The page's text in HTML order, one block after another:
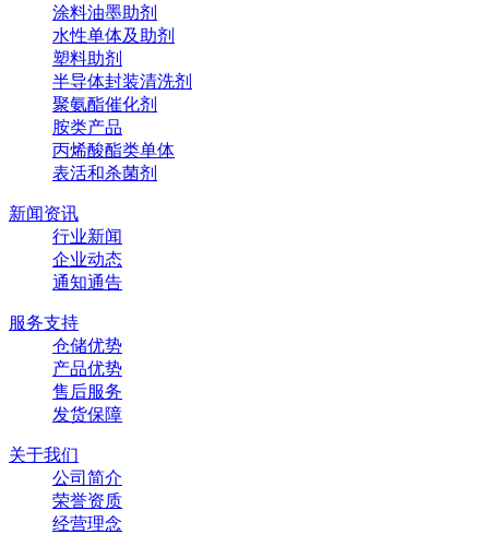
涂料油墨助剂
水性单体及助剂
塑料助剂
半导体封装清洗剂
聚氨酯催化剂
胺类产品
丙烯酸酯类单体
表活和杀菌剂
新闻资讯
行业新闻
企业动态
通知通告
服务支持
仓储优势
产品优势
售后服务
发货保障
关于我们
公司简介
荣誉资质
经营理念